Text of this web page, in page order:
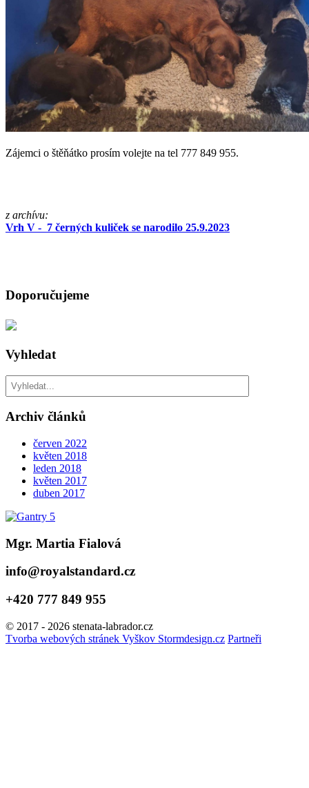
Zájemci o štěňátko prosím volejte na tel 777 849 955.
z archívu:
Vrh V - 7 černých kuliček se narodilo 25.9.2023
Doporučujeme
Vyhledat
Hledat
Archiv článků
červen 2022
květen 2018
leden 2018
květen 2017
duben 2017
Mgr. Martia Fialová
info@royalstandard.cz
+420 777 849 955
© 2017 - 2026 stenata-labrador.cz
Tvorba webových stránek Vyškov Stormdesign.cz Partneři